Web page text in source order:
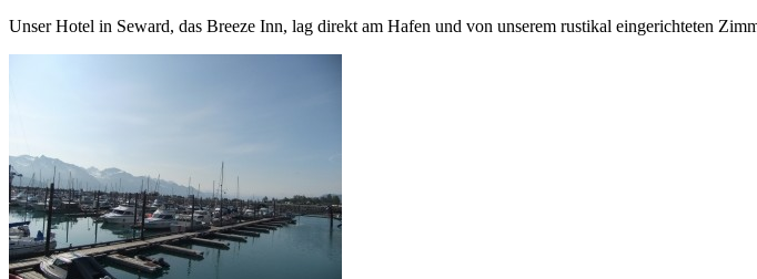
Unser Hotel in Seward, das Breeze Inn, lag direkt am Hafen und von unserem rustikal eingerichteten